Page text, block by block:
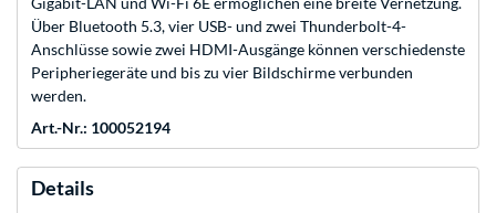
Über Bluetooth 5.3, vier USB- und zwei Thunderbolt-4-
Anschlüsse sowie zwei HDMI-Ausgänge können verschiedenste
Peripheriegeräte und bis zu vier Bildschirme verbunden
werden.
Art.-Nr.: 100052194
Details